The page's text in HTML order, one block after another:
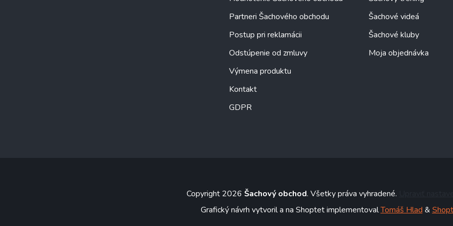
Partneri Šachového obchodu
Postup pri reklamácii
Odstúpenie od zmluvy
Výmena produktu
Kontakt
GDPR
Šachové videá
Šachové kluby
Moja objednávka
Copyright 2026 Šachový obchod. Všetky práva vyhradené.
Grafický návrh vytvoril a na Shoptet implementovalTomáš Hlad &